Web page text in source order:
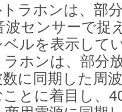
ラホンは、部
波センサーで捉
ルを表示して
ンは、部分
に同期した周
に着目し、